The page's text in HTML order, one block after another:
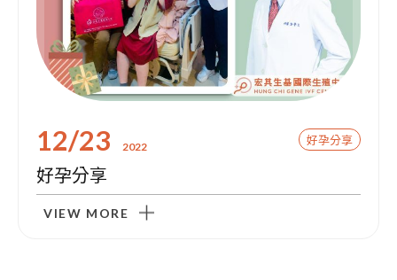
12/23 2022 好孕分享
好孕分享
VIEW MORE